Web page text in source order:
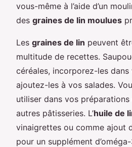
vous-même à l’aide d’un
des graines de lin moulues
Les graines de lin peuvent
multitude de recettes.
céréales, incorporez-les
ajoutez-les à vos salades.
utiliser dans vos
autres pâtisseries. L’huile de
vinaigrettes ou comme ajout
pour un supplément